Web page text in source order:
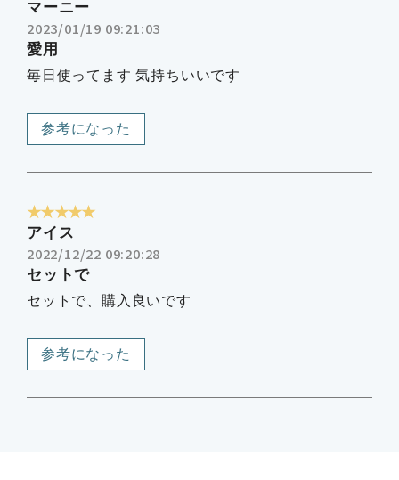
マーニー
2023/01/19 09:21:03
愛用
毎日使ってます 気持ちいいです
参考になった
★★★★★
アイス
2022/12/22 09:20:28
セットで
セットで、購入良いです
参考になった